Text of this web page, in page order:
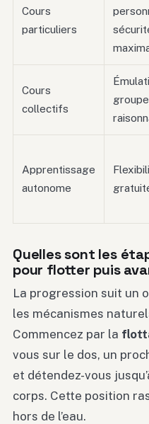
Cours
particuliers
Cours
collectifs
Apprentissage
autonome
Quelles sont les
pour flotter puis
La progression suit un
les mécanismes
Commencez par la
vous sur le dos, un
et détendez-vous
corps. Cette position
hors de l’eau.